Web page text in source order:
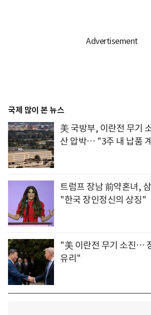
국제 많이 본 뉴스
美 국방부, 이란전 무기
산 압박… "3주 내 납품
트럼프 장남 前약혼녀,
"한국 장인정신의 상징"
"美 이란전 무기 소진…
유리"